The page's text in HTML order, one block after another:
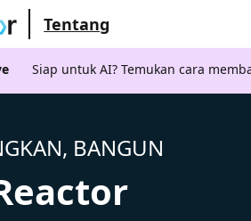
Tentang
Siap untuk AI? Temukan cara
BANGUN